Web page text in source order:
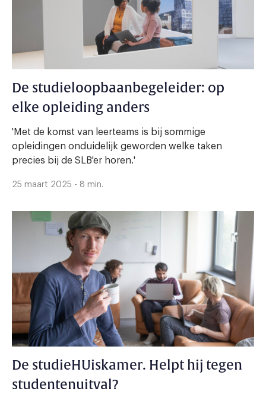
De studieloopbaanbegeleider: op
elke opleiding anders
'Met de komst van leerteams is bij sommige
opleidingen onduidelijk geworden welke taken
precies bij de SLB'er horen.'
25 maart 2025 - 8 min.
De studieHUiskamer. Helpt hij tegen
studentenuitval?